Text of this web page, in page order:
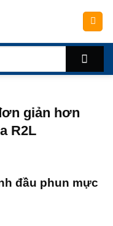
giản hơn
R2L
đầu phun mực